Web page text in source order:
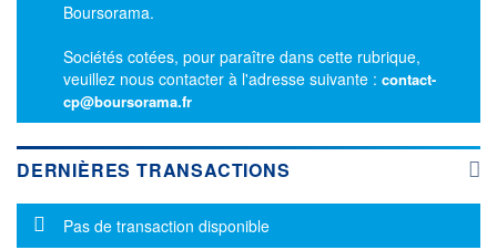
Boursorama.
Sociétés cotées, pour paraître dans cette rubrique,
veuillez nous contacter à l'adresse suivante : contact-
cp@boursorama.fr
DERNIÈRES TRANSACTIONS
Message d'information
Pas de transaction disponible